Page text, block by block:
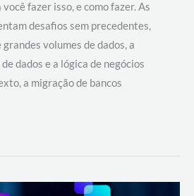
fazer isso, e como fazer. As
desafios sem precedentes,
volumes de dados, a
dados e a lógica de negócios
a migração de bancos